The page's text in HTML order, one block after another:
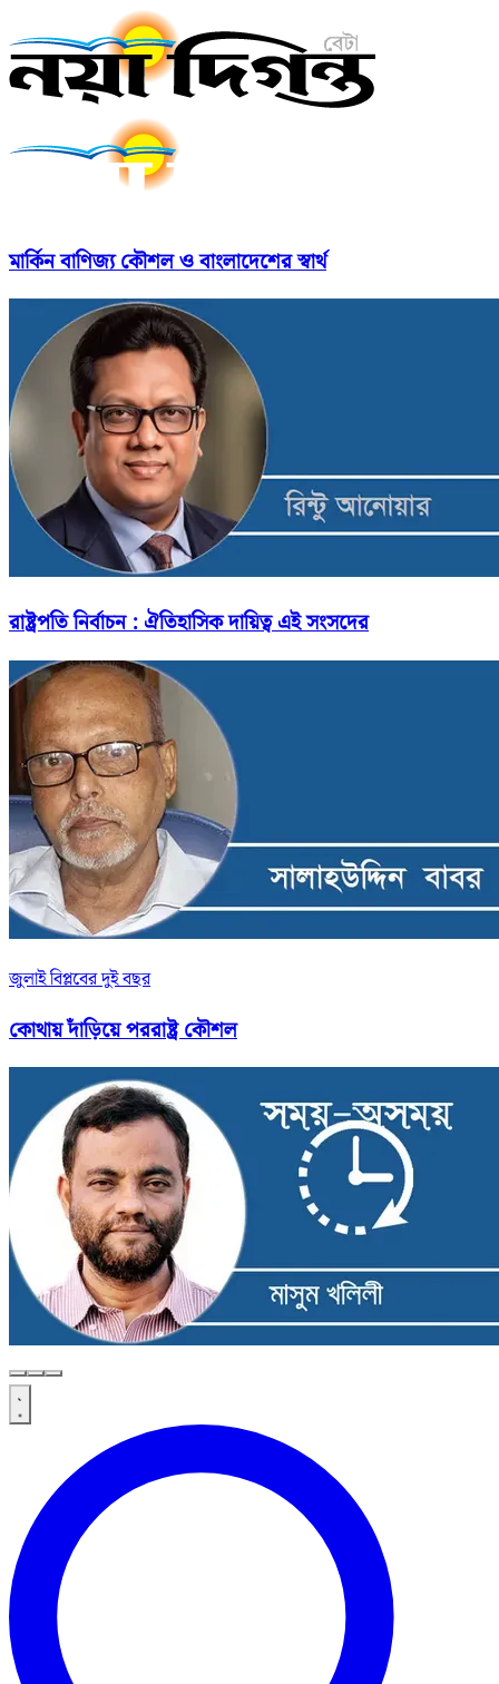
মার্কিন বাণিজ্য কৌশল ও বাংলাদেশের স্বার্থ
রাষ্ট্রপতি নির্বাচন : ঐতিহাসিক দায়িত্ব এই সংসদের
জুলাই বিপ্লবের দুই বছর
কোথায় দাঁড়িয়ে পররাষ্ট্র কৌশল